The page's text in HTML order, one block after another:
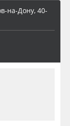
на-Дону, 40-